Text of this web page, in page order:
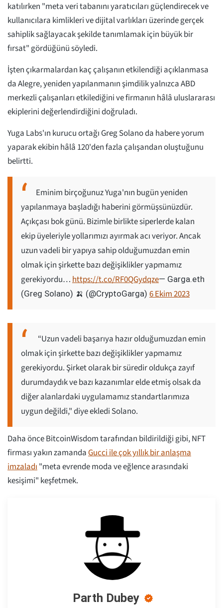
katılırken "meta veri tabanını yaratıcıları güçlendirecek ve
kullanıcılara kimlikleri ve dijital varlıkları üzerinde gerçek
sahiplik sağlayacak şekilde tanımlamak için büyük bir
fırsat" gördüğünü söyledi.
İşten çıkarmalardan kaç çalışanın etkilendiği açıklanmasa
da Alegre, yeniden yapılanmanın şimdilik yalnızca ABD
merkezli çalışanları etkilediğini ve firmanın hâlâ uluslararası
ekiplerini değerlendirdiğini doğruladı.
Yuga Labs'ın kurucu ortağı Greg Solano da habere yorum
yaparak ekibin hâlâ 120'den fazla çalışandan oluştuğunu
belirtti.
Eminim birçoğunuz Yuga'nın bugün yeniden
yapılanmaya başladığı haberini görmüşsünüzdür.
Açıkçası bok günü. Bizimle birlikte siperlerde kalan
ekip üyeleriyle yollarımızı ayırmak acı veriyor. Ancak
uzun vadeli bir yapıya sahip olduğumuzdan emin
olmak için şirkette bazı değişiklikler yapmamız
gerekiyordu…https://t.co/RF0QGydqze— Garga.eth
(Greg Solano) 🍌 (@CryptoGarga) 6 Ekim 2023
“Uzun vadeli başarıya hazır olduğumuzdan emin
olmak için şirkette bazı değişiklikler yapmamız
gerekiyordu. Şirket olarak bir süredir oldukça zayıf
durumdaydık ve bazı kazanımlar elde etmiş olsak da
diğer alanlardaki uygulamamız standartlarımıza
uygun değildi," diye ekledi Solano.
Daha önce BitcoinWisdom tarafından bildirildiği gibi, NFT
firması yakın zamandaGucci ile çok yıllık bir anlaşma
imzaladı"meta evrende moda ve eğlence arasındaki
kesişimi" keşfetmek.
Parth Dubey